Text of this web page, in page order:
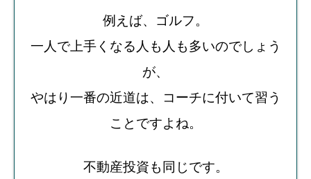
例えば、ゴルフ。
一人で上手くなる人も人も多いのでしょう
が、
やはり一番の近道は、コーチに付いて習う
ことですよね。
不動産投資も同じです。